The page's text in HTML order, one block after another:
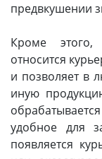
предвкушении
Кроме
относится
и позволяет в
иную
удобное для
появляется